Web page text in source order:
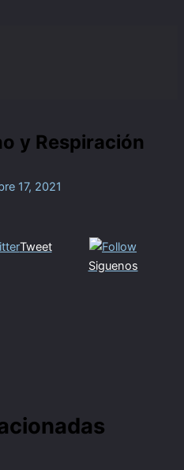
y Respiración
17, 2021
Tweet
Siguenos